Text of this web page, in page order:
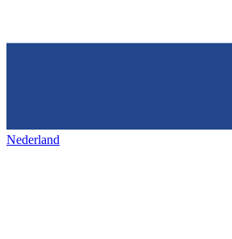
Nederland